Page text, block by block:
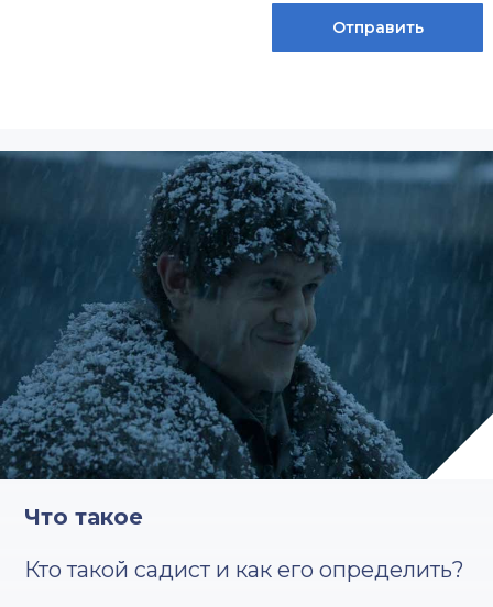
Что такое
Кто такой садист и как его определить?